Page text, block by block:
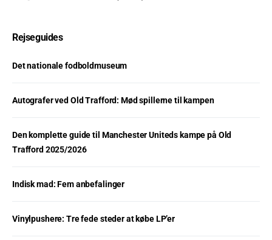
Rejseguides
Det nationale fodboldmuseum
Autografer ved Old Trafford: Mød spillerne til kampen
Den komplette guide til Manchester Uniteds kampe på Old
Trafford 2025/2026
Indisk mad: Fem anbefalinger
Vinylpushere: Tre fede steder at købe LP’er